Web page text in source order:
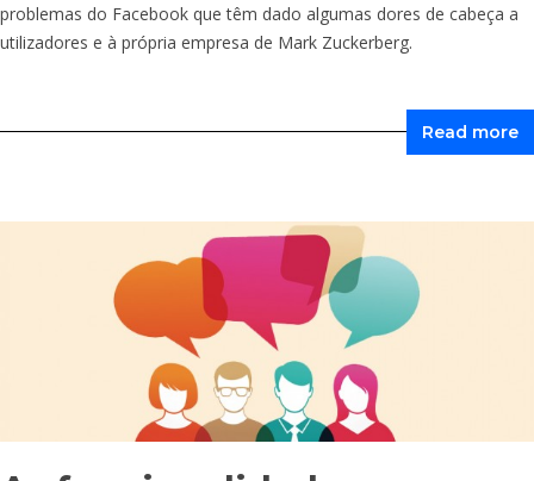
problemas do Facebook que têm dado algumas dores de cabeça a
utilizadores e à própria empresa de Mark Zuckerberg.
Read more